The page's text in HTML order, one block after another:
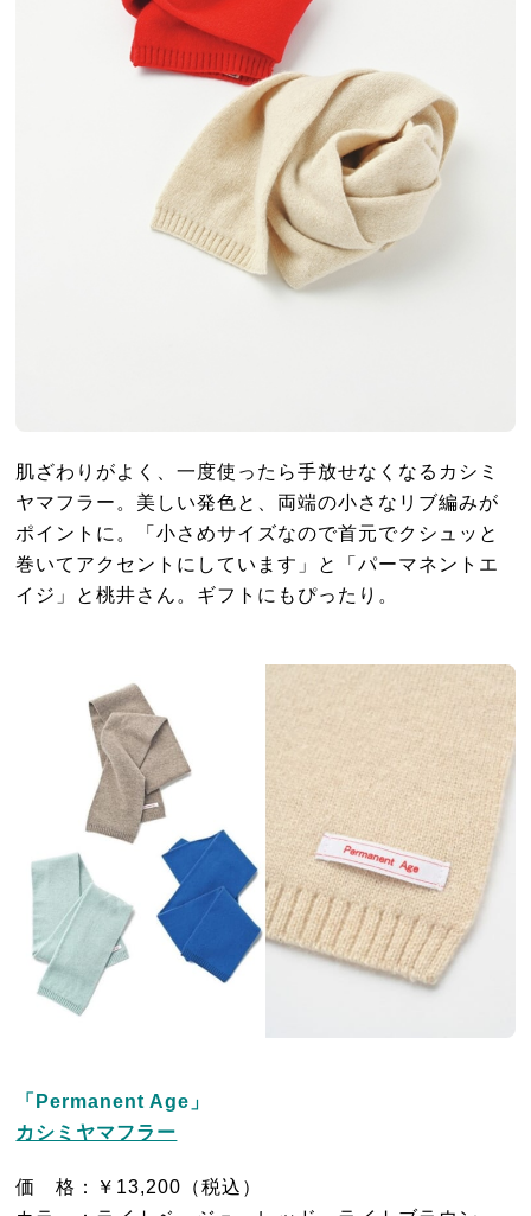
肌ざわりがよく、一度使ったら手放せなくなるカシミ
ヤマフラー。美しい発色と、両端の小さなリブ編みが
ポイントに。「小さめサイズなので首元でクシュッと
巻いてアクセントにしています」と「パーマネントエ
イジ」と桃井さん。ギフトにもぴったり。
「Permanent Age」
カシミヤマフラー
価 格：￥13,200（税込）